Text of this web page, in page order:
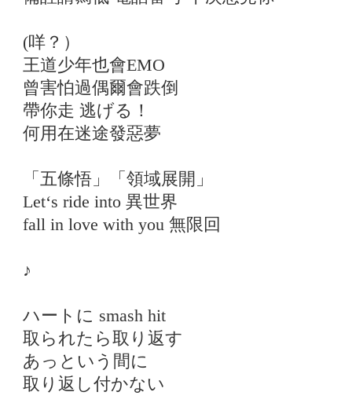
(咩？）
王道少年也會EMO
曾害怕過偶爾會跌倒
帶你走 逃げる！
何用在迷途發惡夢
「五條悟」「領域展開」
Let‘s ride into 異世界
fall in love with you 無限回
♪
ハートに smash hit
取られたら取り返す
あっという間に
取り返し付かない